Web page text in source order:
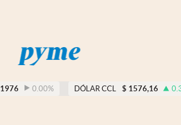
1976 0.00% DÓLAR CCL $ 1576,16